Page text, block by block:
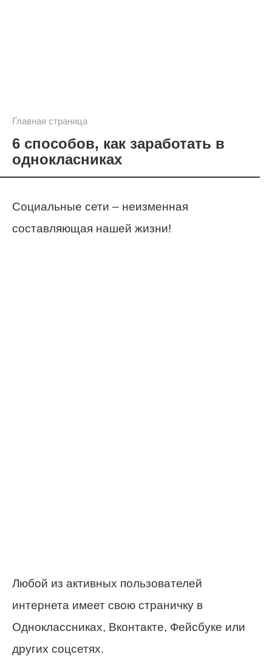
Главная страница
6 способов, как заработать в
однокласниках
Социальные сети – неизменная
составляющая нашей жизни!
Любой из активных пользователей
интернета имеет свою страничку в
Одноклассниках, Вконтакте, Фейсбуке или
других соцсетях.